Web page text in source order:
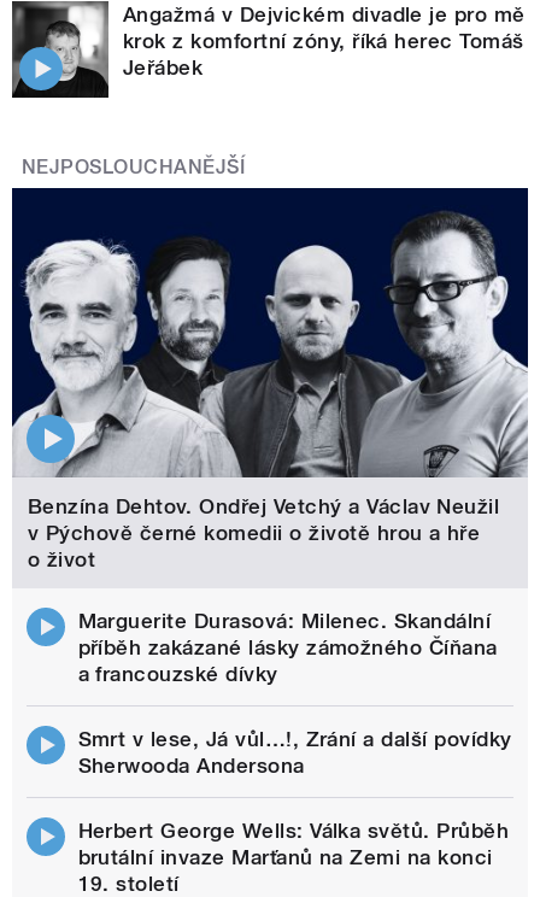
Angažmá v Dejvickém divadle je pro mě
krok z komfortní zóny, říká herec Tomáš
Jeřábek
NEJPOSLOUCHANĚJŠÍ
Benzína Dehtov. Ondřej Vetchý a Václav Neužil
v Pýchově černé komedii o životě hrou a hře
o život
Marguerite Durasová: Milenec. Skandální
příběh zakázané lásky zámožného Číňana
a francouzské dívky
Smrt v lese, Já vůl…!, Zrání a další povídky
Sherwooda Andersona
Herbert George Wells: Válka světů. Průběh
brutální invaze Marťanů na Zemi na konci
19. století